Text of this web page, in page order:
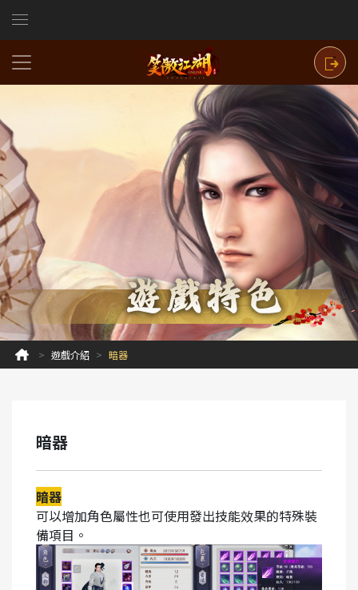
遊戲介紹 暗器
暗器
暗器
可以增加角色屬性也可使用發出技能效果的特殊裝
備項目。